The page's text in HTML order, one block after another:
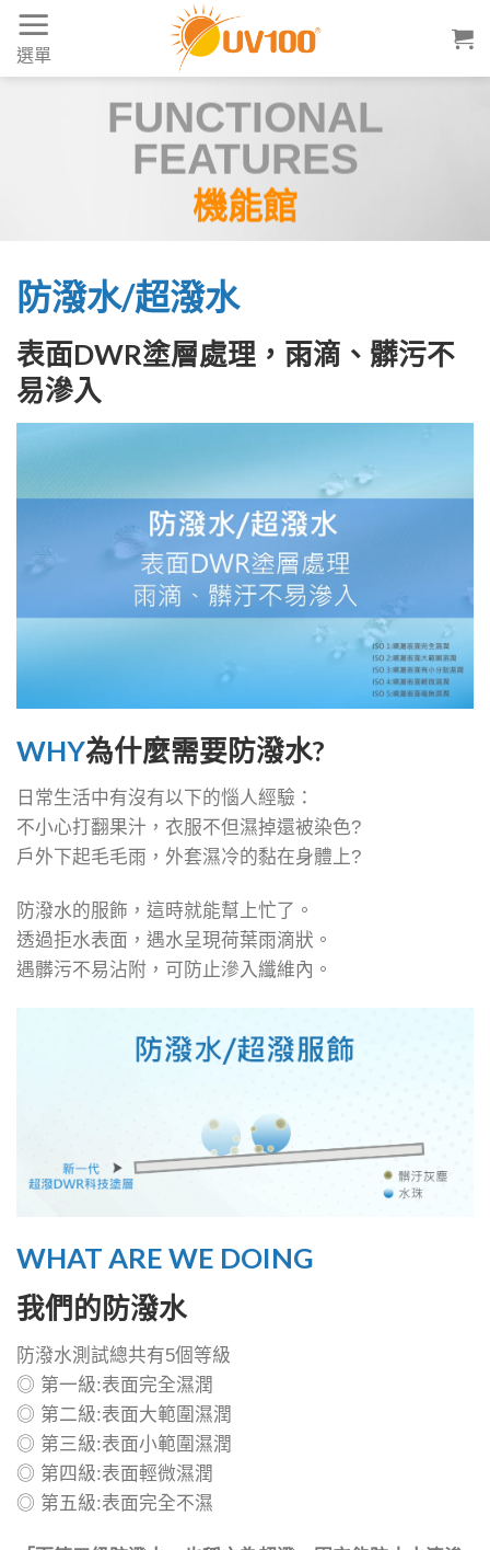
Skip
content
選單
FUNCTIONAL
FEATURES
機能館
防潑水/超潑水
表面DWR塗層處理，雨滴、髒污不
易滲入
WHY為什麼需要防潑水?
日常生活中有沒有以下的惱人經驗：
不小心打翻果汁，衣服不但濕掉還被染色?
戶外下起毛毛雨，外套濕冷的黏在身體上?
防潑水的服飾，這時就能幫上忙了。
透過拒水表面，遇水呈現荷葉雨滴狀。
遇髒污不易沾附，可防止滲入纖維內。
WHAT ARE WE DOING
我們的防潑水
防潑水測試總共有5個等級
◎ 第一級:表面完全濕潤
◎ 第二級:表面大範圍濕潤
◎ 第三級:表面小範圍濕潤
◎ 第四級:表面輕微濕潤
◎ 第五級:表面完全不濕